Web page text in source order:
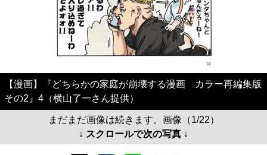
【漫画】『どちらかの家庭が崩壊する漫画 カラー再編集版
その2』4（横山了一さん提供）
まだまだ画像は続きます。画像（1/22）
↓ スクロールで次の写真 ↓